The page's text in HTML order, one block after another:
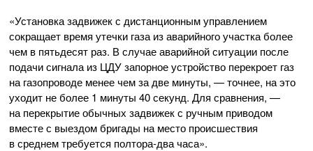
«Установка задвижек с дистанционным управлением
сокращает время утечки газа из аварийного участка более
чем в пятьдесят раз. В случае аварийной ситуации после
подачи сигнала из ЦДУ запорное устройство перекроет газ
на газопроводе менее чем за две минуты, — точнее, на это
уходит не более 1 минуты 40 секунд. Для сравнения, —
на перекрытие обычных задвижек с ручным приводом
вместе с выездом бригады на место происшествия
в среднем требуется полтора-двачаса».